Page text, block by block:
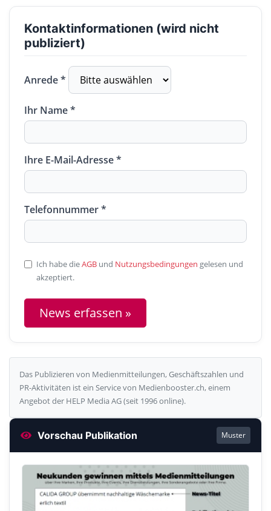
Kontaktinformationen (wird nicht
publiziert)
Anrede *
Ihr Name *
Ihre E-Mail-Adresse *
Telefonnummer *
Ich habe dieAGB und Nutzungsbedingungen gelesen und
akzeptiert.
News erfassen »
Das Publizieren von Medienmitteilungen, Geschäftszahlen und
PR-Aktivitäten ist ein Service von Medienbooster.ch, einem
Angebot der HELP Media AG (seit 1996 online).
Vorschau Publikation Muster